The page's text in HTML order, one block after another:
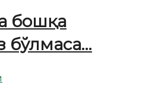
бошқа
бўлмаса…